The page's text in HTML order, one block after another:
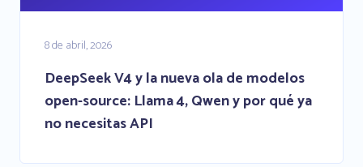
8 de abril, 2026
DeepSeek V4 y la nueva ola de modelos
open-source: Llama 4, Qwen y por qué ya
no necesitas API